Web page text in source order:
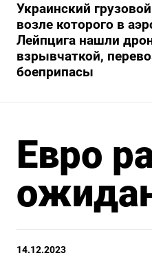
Украинский
возле которого в
Лейпцига нашли
взрывчаткой,
боеприпасы
Евро
14.12.2023